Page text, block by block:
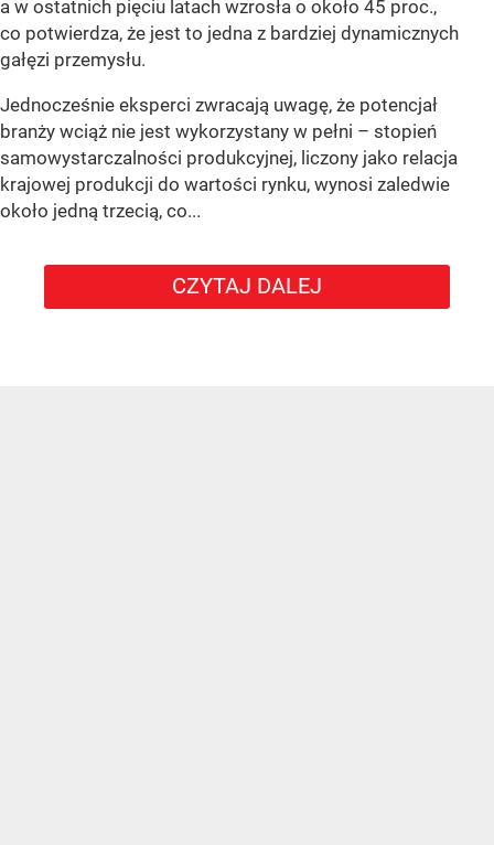
a w ostatnich pięciu latach wzrosła o około 45 proc.,
co potwierdza, że jest to jedna z bardziej dynamicznych
gałęzi przemysłu.
Jednocześnie eksperci zwracają uwagę, że potencjał
branży wciąż nie jest wykorzystany w pełni – stopień
samowystarczalności produkcyjnej, liczony jako relacja
krajowej produkcji do wartości rynku, wynosi zaledwie
około jedną trzecią, co...
CZYTAJ DALEJ